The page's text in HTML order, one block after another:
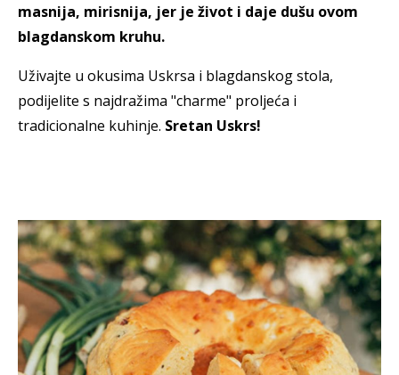
masnija, mirisnija, jer je život i daje dušu ovom
blagdanskom kruhu.
Uživajte u okusima Uskrsa i blagdanskog stola,
podijelite s najdražima "charme" proljeća i
tradicionalne kuhinje. Sretan Uskrs!